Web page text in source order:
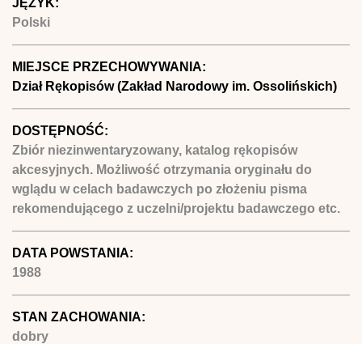
Polski
MIEJSCE PRZECHOWYWANIA:
Dział Rękopisów (Zakład Narodowy im. Ossolińskich)
DOSTĘPNOŚĆ:
Zbiór niezinwentaryzowany, katalog rękopisów
akcesyjnych. Możliwość otrzymania oryginału do
wglądu w celach badawczych po złożeniu pisma
rekomendującego z uczelni/projektu badawczego etc.
DATA POWSTANIA:
1988
STAN ZACHOWANIA:
dobry